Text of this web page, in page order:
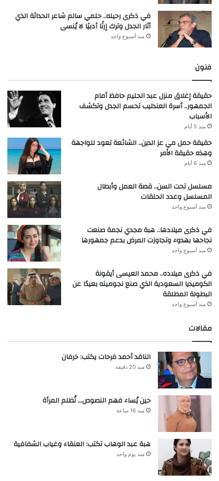
في ذكرى رحيله.. حلمي سالم شاعر الحداثة الذي
أثار الجدل وترك إرثًا أدبيًا لا يُنسى
منذ أسبوع واحد
فنون
حقيقة إغلاق منزل عبد الحليم حافظ أمام
الجمهور.. أسرة العندليب تحسم الجدل وتكشف
الأسباب
منذ 5 أيام
حقيقة حمل مي عز الدين.. الشائعة تعود للواجهة
وهذه حقيقة الأمر
منذ 6 أيام
مسلسل تحت السن.. قصة العمل وأبطال
المسلسل وعدد الحلقات
منذ أسبوع واحد
في ذكرى ميلادها.. هبة مجدي نجمة صنعت
نجاحها بهدوء وتجاوزت المرض بدعم جمهورها
منذ أسبوع واحد
في ذكرى ميلاده.. محمد العيسى أيقونة
الكوميديا السعودية الذي صنع نجوميته بعيدًا عن
البطولة المطلقة
منذ أسبوع واحد
مقالات
الناقد أحمد فرحات يكتب: خرفان
منذ 20 دقيقة
حين يُساء فهم النصوص… تُظلم المرأة
منذ 16 ساعة
هبة عبد الوهاب تكتب: العنقاء وغياب الشفافية
منذ يوم واحد